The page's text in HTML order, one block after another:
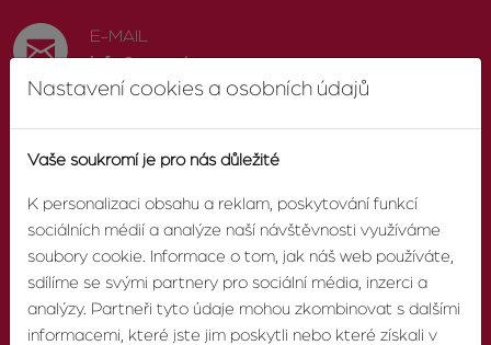
E-MAIL
info@zvonek.cz
SOCIÁLNÍ SÍTĚ
Facebook
O AGENTUŘE
Nastavení cookies a osobních údajů
Vaše soukromí je pro nás důležité
K personalizaci obsahu a reklam, poskytování funkcí
sociálních médií a analýze naší návštěvnosti využíváme
soubory cookie. Informace o tom, jak náš web používáte,
sdílíme se svými partnery pro sociální média, inzerci a
analýzy. Partneři tyto údaje mohou zkombinovat s dalšími
informacemi, které jste jim poskytli nebo které získali v